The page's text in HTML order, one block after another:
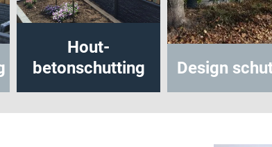
Hout-
betonschutting
Design